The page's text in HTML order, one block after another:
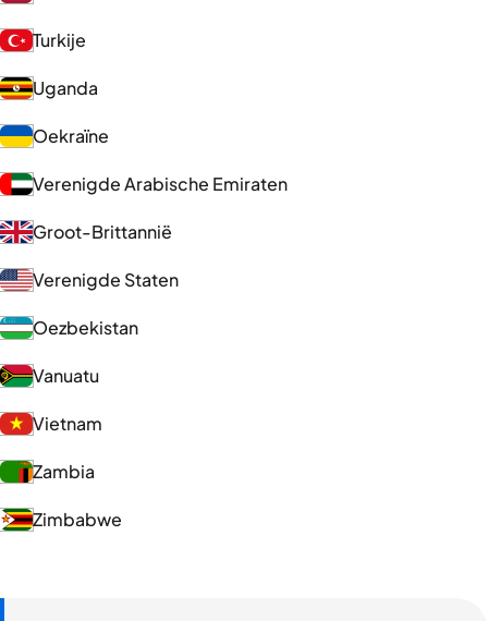
Turkije
Uganda
Oekraïne
Verenigde Arabische Emiraten
Groot-Brittannië
Verenigde Staten
Oezbekistan
Vanuatu
Vietnam
Zambia
Zimbabwe